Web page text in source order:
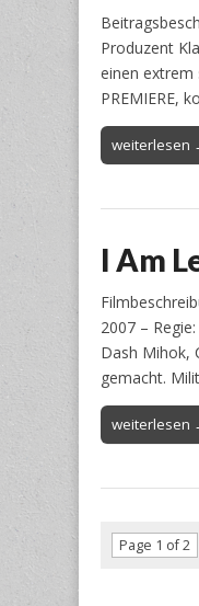
Produzent
einen extrem
PREMIERE,
weiterlesen
I Am
2007 –
Dash Mihok,
gemacht.
weiterlesen
Page 1 of 2